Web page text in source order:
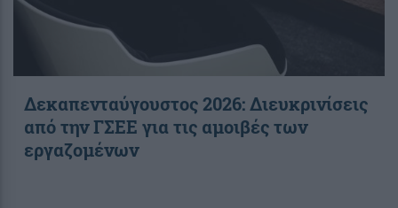
Δεκαπενταύγουστος 2026: Διευκρινίσεις
από την ΓΣΕΕ για τις αμοιβές των
εργαζομένων